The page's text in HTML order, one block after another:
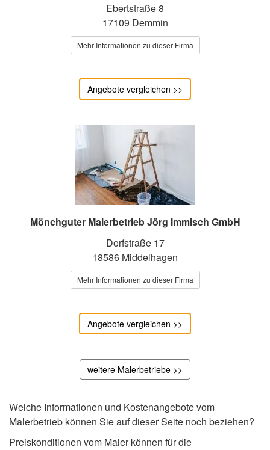
Ebertstraße 8
17109 Demmin
Mehr Informationen zu dieser Firma
Angebote vergleichen >>
Mönchguter Malerbetrieb Jörg Immisch GmbH
Dorfstraße 17
18586 Middelhagen
Mehr Informationen zu dieser Firma
Angebote vergleichen >>
weitere Malerbetriebe >>
Welche Informationen und Kostenangebote vom
Malerbetrieb können Sie auf dieser Seite noch beziehen?
Preiskonditionen vom Maler können für die